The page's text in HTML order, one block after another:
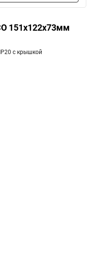
151х122х73мм
с крышкой